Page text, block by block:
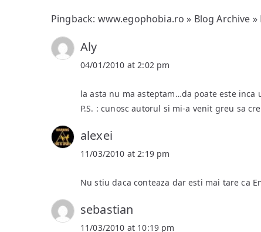
Pingback: www.egophobia.ro » Blog Archive »
Aly
04/01/2010 at 2:02 pm
la asta nu ma asteptam…da poate este
P.S. : cunosc autorul si mi-a venit greu sa
alexei
11/03/2010 at 2:19 pm
Nu stiu daca conteaza dar esti mai tare ca
sebastian
11/03/2010 at 10:19 pm